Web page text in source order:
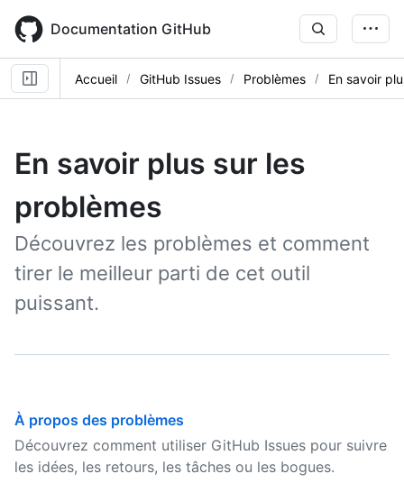
main
content
Documentation GitHub
Accueil GitHub Issues Problèmes En savoir
En savoir plus sur les
problèmes
Découvrez les problèmes et comment
tirer le meilleur parti de cet outil
puissant.
À propos des problèmes
Découvrez comment utiliser GitHub Issues pour suivre
les idées, les retours, les tâches ou les bogues.